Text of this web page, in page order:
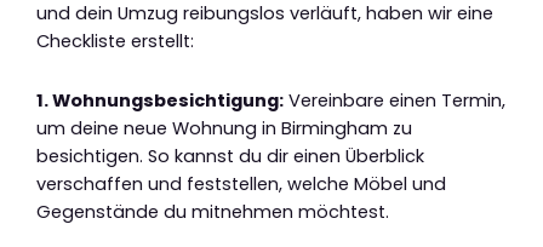
und dein Umzug reibungslos verläuft, haben wir eine
Checkliste erstellt:
1. Wohnungsbesichtigung: Vereinbare einen Termin,
um deine neue Wohnung in Birmingham zu
besichtigen. So kannst du dir einen Überblick
verschaffen und feststellen, welche Möbel und
Gegenstände du mitnehmen möchtest.